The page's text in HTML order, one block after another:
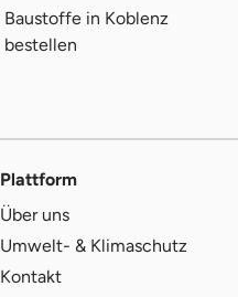
Baustoffe in Koblenz
bestellen
Plattform
Über uns
Umwelt- & Klimaschutz
Kontakt